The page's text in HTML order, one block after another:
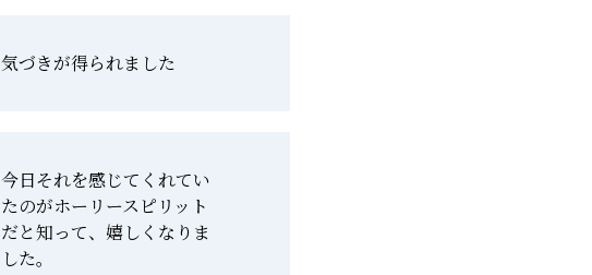
気づきが得られました
今日それを感じてくれてい
たのがホーリースピリット
だと知って、嬉しくなりま
した。